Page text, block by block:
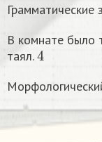
Грамматические
В комнате было
таял.
4